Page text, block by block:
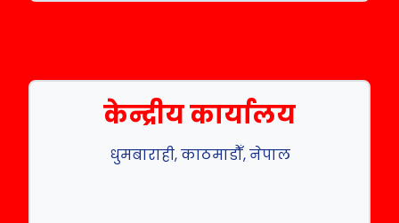
केन्द्रीय कार्यालय
धुमबाराही, काठमाडौँ, नेपाल